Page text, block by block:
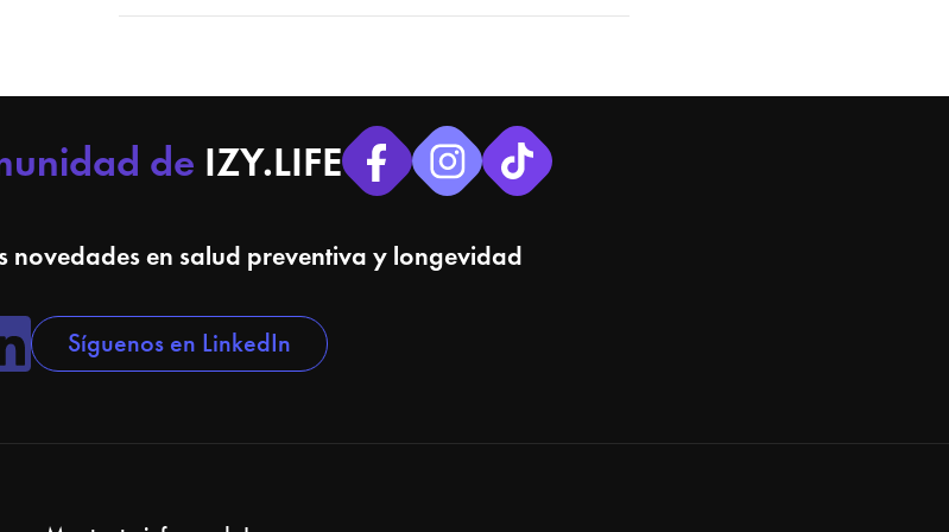
de IZY.LIFE
novedades en salud preventiva y longevidad
Síguenos en LinkedIn